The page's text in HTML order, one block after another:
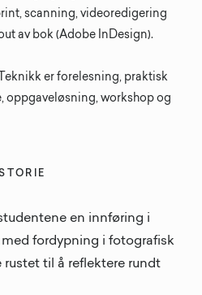
scanning, videoredigering
av bok (Adobe InDesign).
er forelesning, praktisk
oppgaveløsning, workshop og
en innføring i
fordypning i fotografisk
rustet til å reflektere rundt